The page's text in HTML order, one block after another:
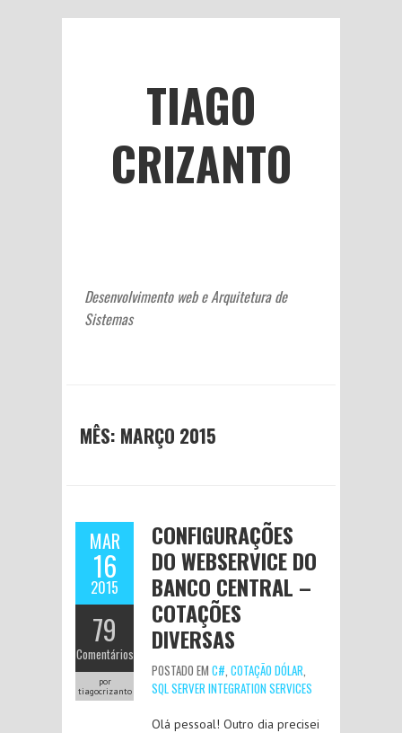
TIAGO
CRIZANTO
Desenvolvimento web e Arquitetura de
Sistemas
MÊS: MARÇO 2015
MAR
16
2015
79
Comentários
por
tiagocrizanto
CONFIGURAÇÕES
DO WEBSERVICE DO
BANCO CENTRAL –
COTAÇÕES
DIVERSAS
POSTADO EM C#, COTAÇÃO DÓLAR,
SQL SERVER INTEGRATION SERVICES
Olá pessoal! Outro dia precisei